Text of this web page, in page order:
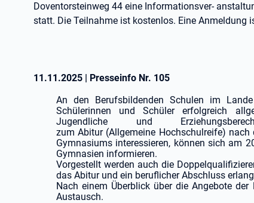
Doventorsteinweg 44 eine Informationsver-
statt. Die Teilnahme ist kostenlos. Eine
11.11.2025 | Presseinfo Nr. 105
An den Berufsbildenden Schulen im Lande
Schülerinnen und Schüler erfolgreich
Jugendliche und
zum Abitur (Allgemeine Hochschulreife) nach
Gymnasiums interessieren, können sich am
Gymnasien informieren.
Vorgestellt werden auch die
das Abitur und ein beruflicher Abschluss
Nach einem Überblick über die Angebote der
Austausch.